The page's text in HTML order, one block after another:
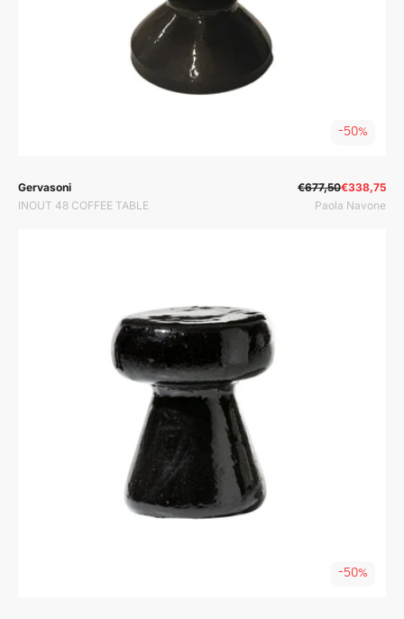
-50%
Prodavač:
Gervasoni
INOUT 48 COFFEE TABLE
Prodavač:
€677,50€338,75
Paola Navone
-50%